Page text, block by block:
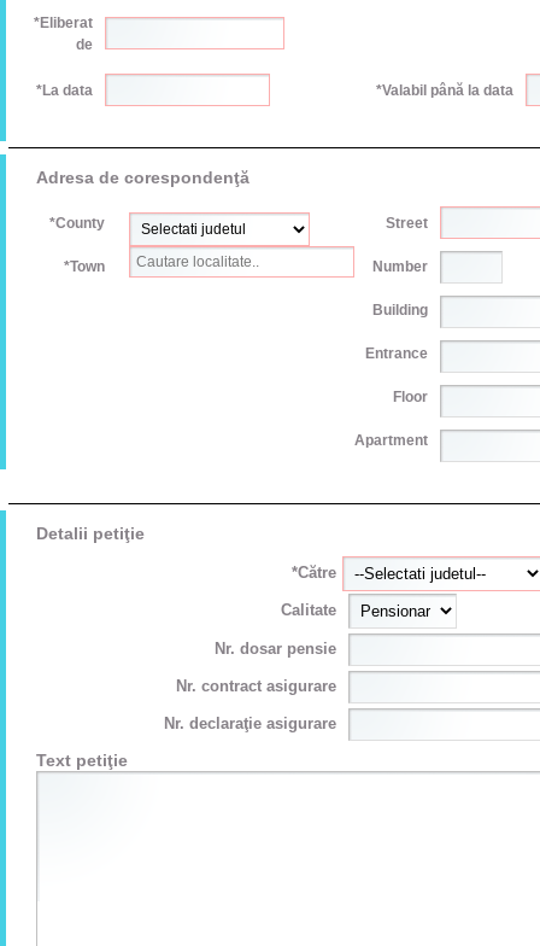
*Eliberat
de
*La data *Valabil până la data
Adresa de corespondenţă
*County
*Town
Street
Number
Building
Entrance
Floor
Apartment
Detalii petiţie
*Către
Calitate
Nr. dosar pensie
Nr. contract asigurare
Nr. declaraţie asigurare
Text petiţie